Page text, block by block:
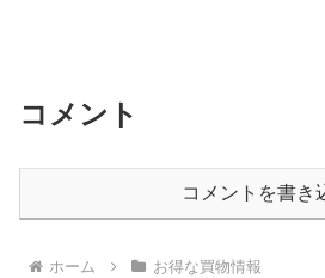
コメント
コメントを書き
ホーム お得な買物情報